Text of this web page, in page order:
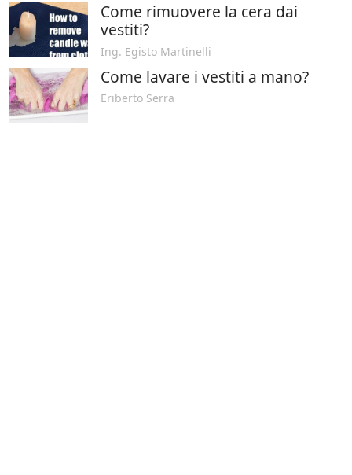
Come rimuovere la cera dai
vestiti?
Ing. Egisto Martinelli
Come lavare i vestiti a mano?
Eriberto Serra